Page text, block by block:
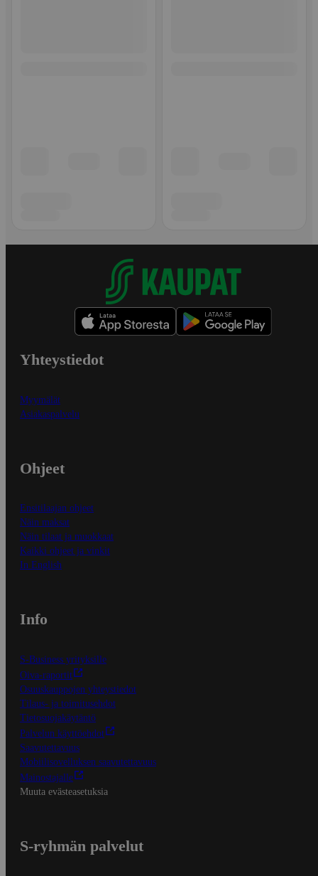
Yhteystiedot
Myymälät
Asiakaspalvelu
Ohjeet
Ensitilaajan ohjeet
Näin maksat
Näin tilaat ja muokkaat
Kaikki ohjeet ja vinkit
In English
Info
S-Business yrityksille
Oiva-raportit
Osuuskauppojen yhteystiedot
Tilaus- ja toimitusehdot
Tietosuojakäytäntö
Palvelun käyttöehdot
Saavutettavuus
Mobiilisovelluksen saavutettavuus
Mainostajalle
Muuta evästeasetuksia
S-ryhmän palvelut